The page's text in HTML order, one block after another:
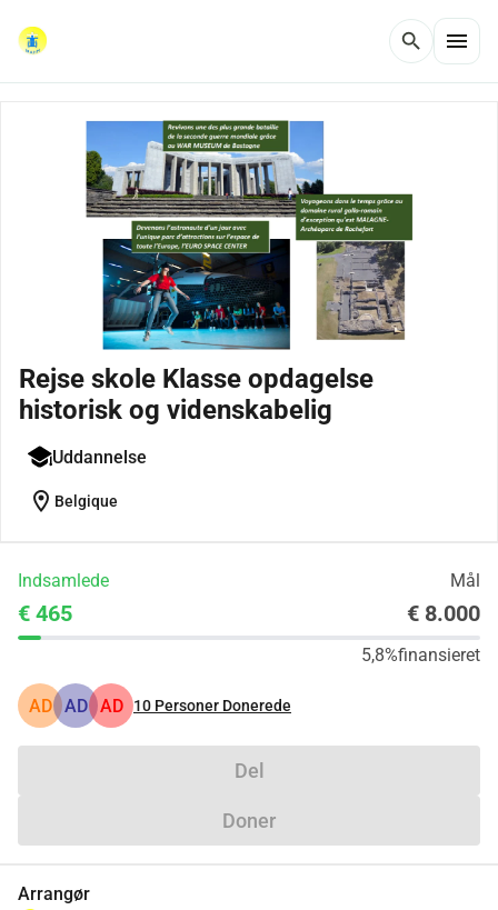
search menu
Rejse skole Klasse opdagelse
historisk og videnskabelig
Uddannelse
location_on Belgique
Indsamlede Mål
€ 465 € 8.000
5,8%finansieret
AD AD AD 10 Personer Donerede
Del
Doner
Arrangør